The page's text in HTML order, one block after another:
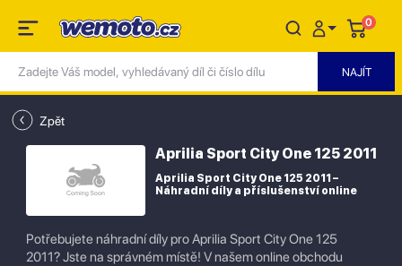
0
Zpět
Aprilia Sport City One 125 2011
Aprilia Sport City One 125 2011 –
Náhradní díly a příslušenství online
Potřebujete náhradní díly pro Aprilia Sport City One 125
2011? Jste na správném místě! V našem online obchodu